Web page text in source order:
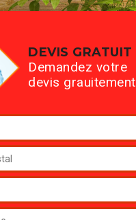
DEVIS GRATUIT
Demandez votre
devis grauitement